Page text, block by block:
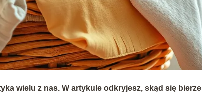
wielu z nas. W artykule odkryjesz, skąd się